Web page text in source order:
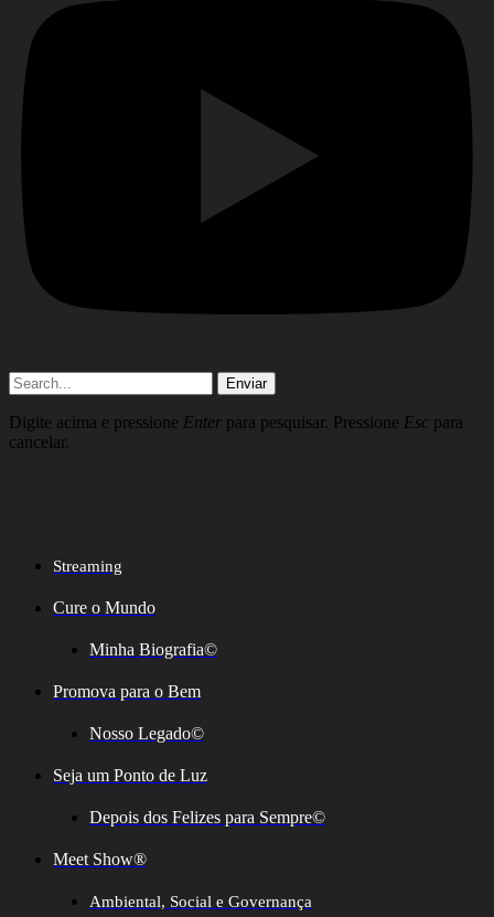
Enviar
Digite acima e pressione Enter para pesquisar. Pressione Esc para
cancelar.
Streaming
Cure o Mundo
Minha Biografia©
Promova para o Bem
Nosso Legado©
Seja um Ponto de Luz
Depois dos Felizes para Sempre©️
Meet Show®
Ambiental, Social e Governança